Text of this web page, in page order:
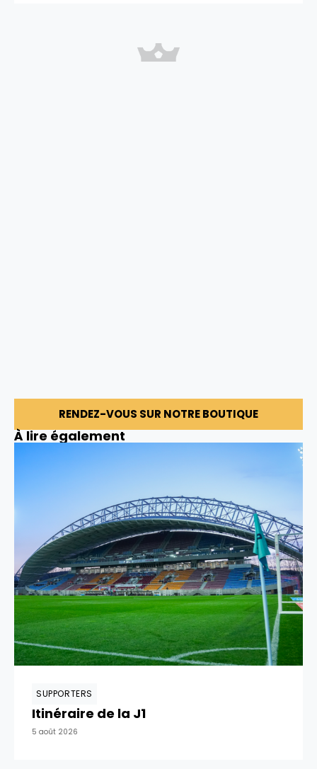
RENDEZ-VOUS SUR NOTRE BOUTIQUE
À lire également
SUPPORTERS
Itinéraire de la J1
5 août 2026